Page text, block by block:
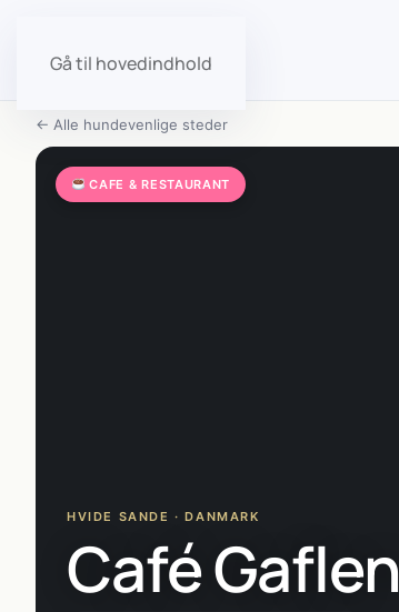
Gå til hovedindhold
← Alle hundevenlige steder
CAFE & RESTAURANT
HVIDE SANDE · DANMARK
Café Gaflen